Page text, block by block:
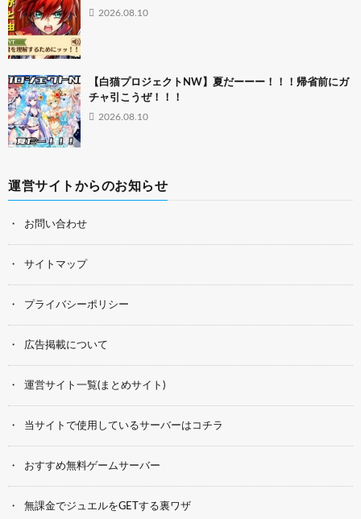
2026.08.10
【白猫プロジェクトNW】夏だーーー！！！帰省前にガ
チャ引こうぜ！！！
2026.08.10
運営サイトからのお知らせ
お問い合わせ
サイトマップ
プライバシーポリシー
広告掲載について
運営サイト一覧(まとめサイト)
当サイトで使用しているサーバーはコチラ
おすすめ無料ゲームサーバー
無課金でジュエルをGETする裏ワザ